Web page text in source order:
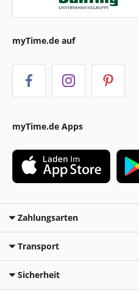
myTime.de auf
myTime.de Apps
Zahlungsarten
Transport
Sicherheit